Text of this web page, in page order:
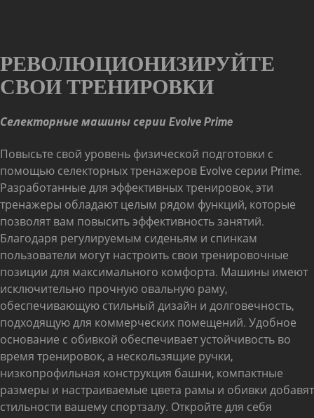
РЕВОЛЮЦИОНИЗИРУЙТЕ
СВОИ ТРЕНИРОВКИ
Селекторные машины серии Evolve Prime
Повысьте свой уровень физической подготовки с
помощью селекторных тренажеров Evolve серии Prime.
Разработанные для эффективных тренировок, эти
тренажеры обладают целым рядом функций, которые
позволят вам повысить эффективность занятий.
Благодаря регулируемым сиденьям и спинкам
пользователи могут настроить свои тренировочные
позиции для максимального комфорта. Машины имеют
исключительно прочную овальную раму,
обеспечивающую стильный дизайн и долговечность,
подходящую для коммерческих помещений. Удобное
основание с обивкой обеспечивает устойчивость во
время тренировок, а нескользящие ручки,
низкопрофильная конструкция башни, компактные
размеры и настраиваемые цвета рамы и обивки добавят
стильности вашему спортзалу. Откройте для себя